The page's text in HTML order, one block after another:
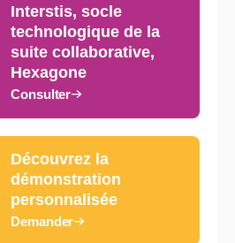
Interstis, socle
technologique de la
suite collaborative,
Hexagone
Consulter
Découvrez la
démonstration
personnalisée
Demander